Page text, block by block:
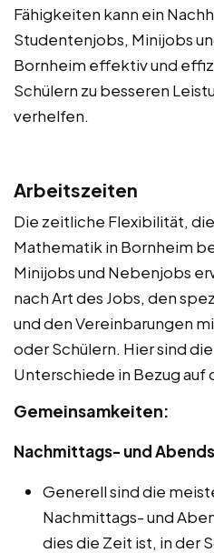
Fähigkeiten kann ein
Studentenjobs, Minijobs
Bornheim effektiv und
Schülern zu besseren
verhelfen.
Arbeitszeiten
Die zeitliche Flexibilität,
Mathematik in Bornheim
Minijobs und Nebenjobs
nach Art des Jobs, den
und den Vereinbarungen
oder Schülern. Hier sind
Unterschiede in Bezug
Gemeinsamkeiten:
Nachmittags- und
Generell sind die
Nachmittags- und
dies die Zeit ist, in der